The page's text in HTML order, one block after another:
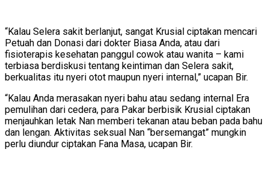
“Kalau Selera sakit berlanjut, sangat Krusial ciptakan mencari
Petuah dan Donasi dari dokter Biasa Anda, atau dari
fisioterapis kesehatan panggul cowok atau wanita – kami
terbiasa berdiskusi tentang keintiman dan Selera sakit,
berkualitas itu nyeri otot maupun nyeri internal,” ucapan Bir.
“Kalau Anda merasakan nyeri bahu atau sedang internal Era
pemulihan dari cedera, para Pakar berbisik Krusial ciptakan
menjauhkan letak Nan memberi tekanan atau beban pada bahu
dan lengan. Aktivitas seksual Nan “bersemangat” mungkin
perlu diundur ciptakan Fana Masa, ucapan Bir.